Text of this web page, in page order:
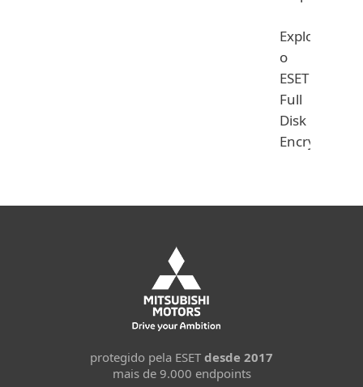
Explore
o
ESET
Full
Disk
Encryption
protegido pela ESET desde 2017
mais de 9.000 endpoints